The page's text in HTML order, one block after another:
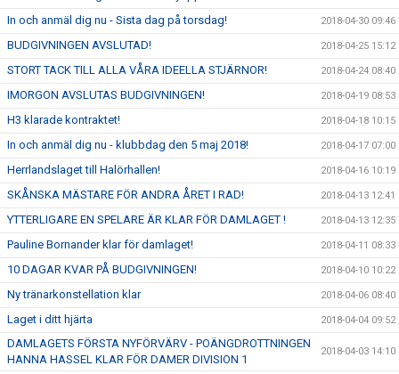
In och anmäl dig nu - Sista dag på torsdag! 2018-04-30 09:46
BUDGIVNINGEN AVSLUTAD! 2018-04-25 15:12
STORT TACK TILL ALLA VÅRA IDEELLA STJÄRNOR! 2018-04-24 08:40
IMORGON AVSLUTAS BUDGIVNINGEN! 2018-04-19 08:53
H3 klarade kontraktet! 2018-04-18 10:15
In och anmäl dig nu - klubbdag den 5 maj 2018! 2018-04-17 07:00
Herrlandslaget till Halörhallen! 2018-04-16 10:19
SKÅNSKA MÄSTARE FÖR ANDRA ÅRET I RAD! 2018-04-13 12:41
YTTERLIGARE EN SPELARE ÄR KLAR FÖR DAMLAGET ! 2018-04-13 12:35
Pauline Bornander klar för damlaget! 2018-04-11 08:33
10 DAGAR KVAR PÅ BUDGIVNINGEN! 2018-04-10 10:22
Ny tränarkonstellation klar 2018-04-06 08:40
Laget i ditt hjärta 2018-04-04 09:52
DAMLAGETS FÖRSTA NYFÖRVÄRV - POÄNGDROTTNINGEN
HANNA HASSEL KLAR FÖR DAMER DIVISION 1
2018-04-03 14:10